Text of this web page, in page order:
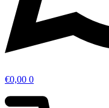
€0,00 0